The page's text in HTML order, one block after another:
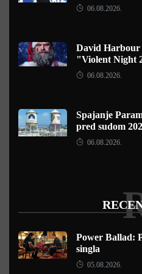
06.08.2026.
David Harbour
"Violent Night
06.08.2026.
Spajanje
pred sudom
06.08.2026.
Power Ballad:
singla
05.08.2026.